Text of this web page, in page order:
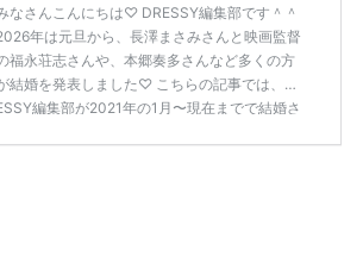
なさんこんにちは♡ DRESSY編集部です＾＾
年は元旦から、長澤まさみさんと映画監督
福永荘志さんや、本郷奏多さんなど多くの方
結婚を発表しました♡ こちらの記事では、DR
編集部が2021年の1月〜現在までで結婚さ